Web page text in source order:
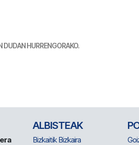
DUDAN HURRENGORAKO.
ALBISTEAK
Bizkaitik Bizkaira